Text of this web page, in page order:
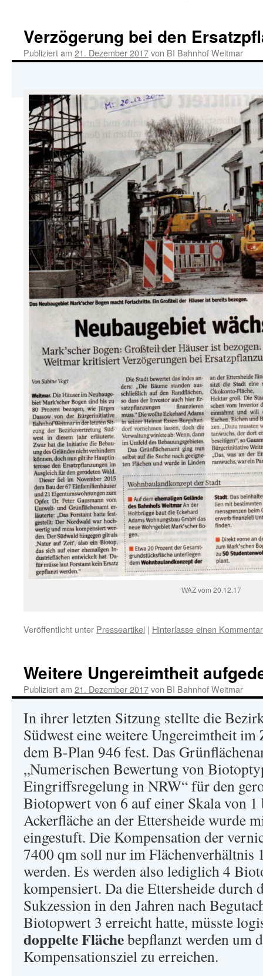
Verzögerung bei den
Publiziert am 21. Dezember 2017von BI Bahnhof Weitmar
WAZ vom 20.12.17
Veröffentlicht unter Presseartikel | Hinterlasse einen Kommentar
Weitere Ungereimtheit
Publiziert am 21. Dezember 2017von BI Bahnhof Weitmar
In ihrer letzten Sitzung stellte die
Südwest eine weitere Ungereimtheit
dem B-Plan 946 fest. Das
„Numerischen Bewertung von
Eingriffsregelung in NRW“ für den
Biotopwert von 6 auf einer Skala von 1
Ackerfläche an der Ettersheide wurde
eingestuft. Die Kompensation der
7400 qm soll nur im Flächenverhältnis
werden. Es werden also lediglich 4
kompensiert. Da die Ettersheide durch
Sukzession in den Jahren nach
Biotopwert 3 erreicht hatte, müsste
doppelte Flächebepflanzt werden um
Kompensationsziel zu erreichen.